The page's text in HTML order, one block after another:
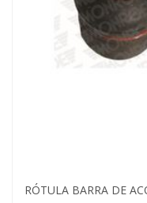
RÓTULA BARRA DE